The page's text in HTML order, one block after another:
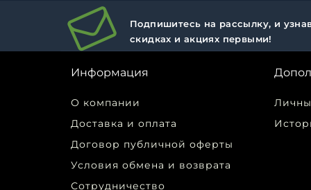
Подпишитесь на рассылку, и
скидках и акциях первыми!
Информация
О компании
Доставка и оплата
Договор публичной оферты
Условия обмена и возврата
Сотрудничество